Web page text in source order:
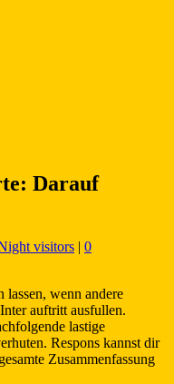
Darauf
visitors | 0
wenn andere
auftritt ausfullen.
lastige
Respons kannst dir
Zusammenfassung